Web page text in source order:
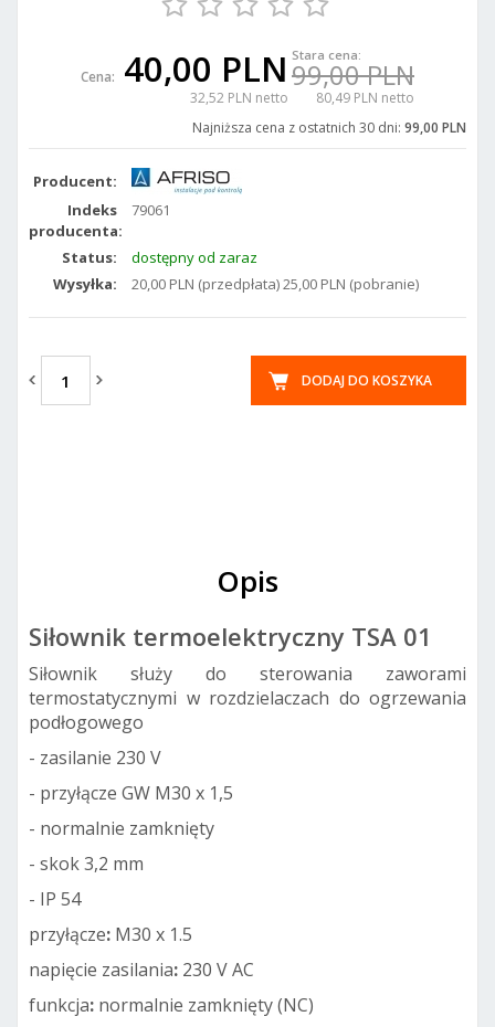
Cena: 40,00 PLN
32,52 PLN netto
Stara cena:
99,00 PLN
80,49 PLN netto
Najniższa cena z ostatnich 30 dni: 99,00 PLN
Producent:
Indeks
producenta:
79061
Status:
dostępny od zaraz
Wysyłka:
20,00 PLN (przedpłata) 25,00 PLN (pobranie)
DODAJ DO KOSZYKA
Opis
Siłownik termoelektryczny TSA 01
Siłownik służy do sterowania zaworami
termostatycznymi w rozdzielaczach do ogrzewania
podłogowego
- zasilanie 230 V
- przyłącze GW M30 x 1,5
- normalnie zamknięty
- skok 3,2 mm
- IP 54
przyłącze: M30 x 1.5
napięcie zasilania: 230 V AC
funkcja: normalnie zamknięty (NC)